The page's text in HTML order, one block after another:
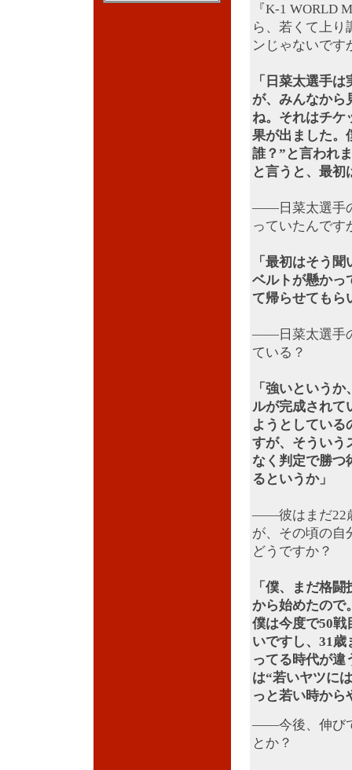
『K-1 WORLD
ら、若くて上
ンじゃないです
「日菜太選手
が、みんなから
ね。それはチケ
果が出ました。
誰？”と言われ
と言うと、最
――日菜太選手
っていたんです
「最初はそう
ベルトが懸かっ
て帰らせてもら
――日菜太選手
ている？
「強いという
ルが完成されて
ようとしている
すが、そういう
なく判定で勝つ
るというか」
――彼はまだ22
が、その頃の自
どうですか？
「僕、まだ格
から始めたので
僕は今度で50戦
いですし、31
ってる時代が違
は“若いヤツに
っと若い時から
――今後、伸び
とか？